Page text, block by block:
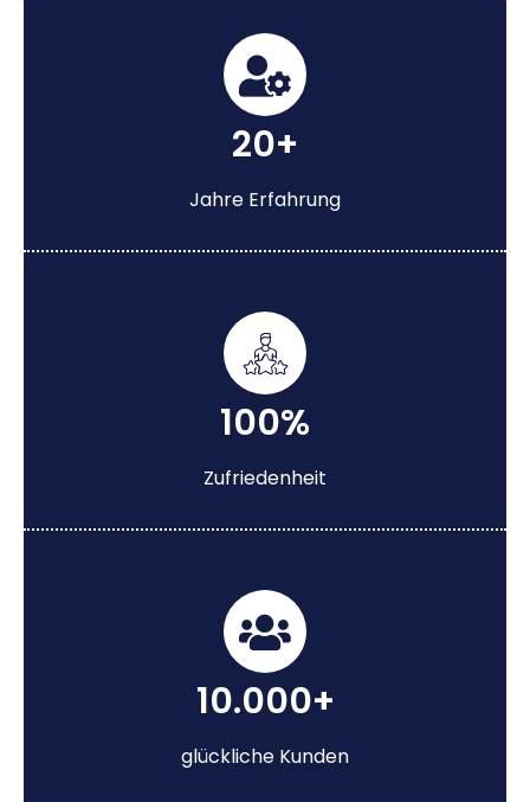
20+
Jahre Erfahrung
100%
Zufriedenheit
10.000+
glückliche Kunden